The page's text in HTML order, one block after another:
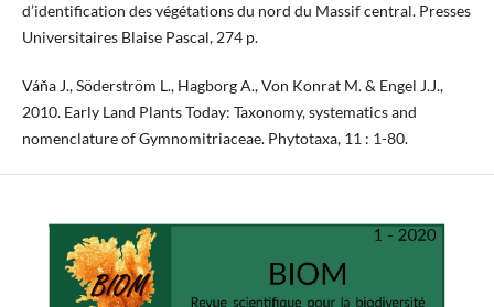
d’identification des végétations du nord du Massif central. Presses
Universitaires Blaise Pascal, 274 p.
Váňa J., Söderström L., Hagborg A., Von Konrat M. & Engel J.J.,
2010. Early Land Plants Today: Taxonomy, systematics and
nomenclature of Gymnomitriaceae. Phytotaxa, 11 : 1-80.